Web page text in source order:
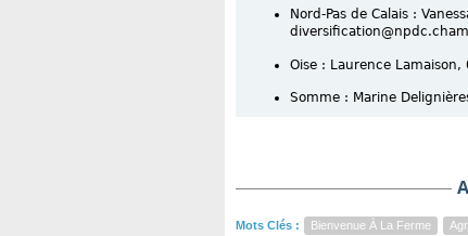
Nord-Pas de Calais :
Oise : Laurence
Somme : Marine
Mots Clés : Bienvenue À La Ferme